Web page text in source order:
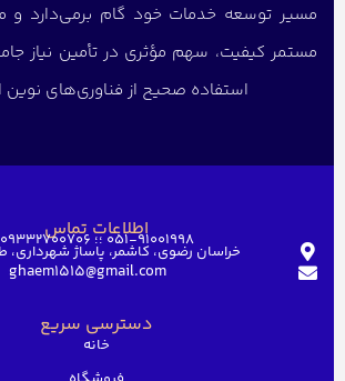
مسیر توسعه خدمات خود گام برمی‌دارد و
مستمر کیفیت، سهم مؤثری در تأمین نیاز
استفاده صحیح از فناوری‌های نوین
اطلاعات تماس051-91001998 ؛؛ 09332700706
خراسان رضوی، کاشمر، پاساژ شهرداری،
ghaem1515@gmail.com
دسترسی سریع
خانه